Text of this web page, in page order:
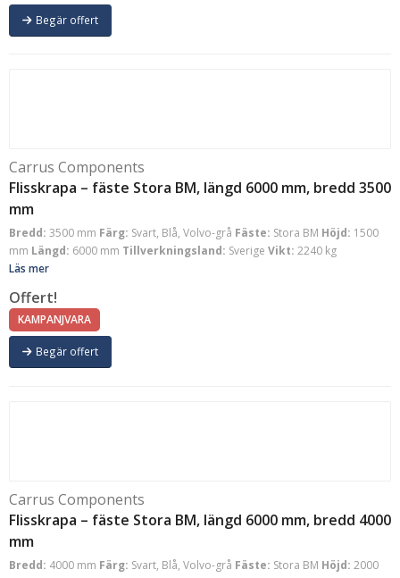
Begär offert
Carrus Components
Flisskrapa – fäste Stora BM, längd 6000 mm, bredd 3500
mm
Bredd: 3500 mm Färg: Svart, Blå, Volvo-grå Fäste: Stora BM Höjd: 1500
mm Längd: 6000 mm Tillverkningsland: Sverige Vikt: 2240 kg
Läs mer
Offert!
KAMPANJVARA
Begär offert
Carrus Components
Flisskrapa – fäste Stora BM, längd 6000 mm, bredd 4000
mm
Bredd: 4000 mm Färg: Svart, Blå, Volvo-grå Fäste: Stora BM Höjd: 2000